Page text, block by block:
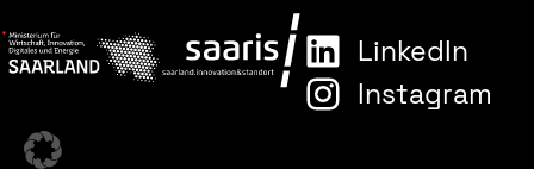
LinkedIn
Instagram